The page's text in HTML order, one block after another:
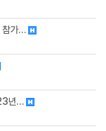
참가…
년…